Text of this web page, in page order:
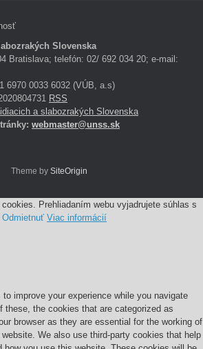
Slovenska
Bratislava; telefón: 02/ 692 034 20; e-mail:
6970 0033 6032 (VÚB, a.s)
RSS
a slabozrakých Slovenska
webmaster@unss.sk
Theme by SiteOrigin
Prehliadaním webu vyjadrujete súhlas s
Odmietnuť Viac informácií
improve your experience while you navigate
these, the cookies that are categorized as
browser as they are essential for the working of
We also use third-party cookies that help